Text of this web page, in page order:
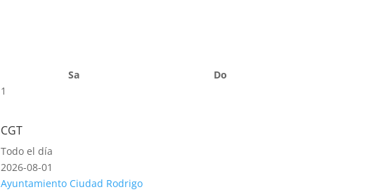
Sa
Do
1
CGT
Todo el día
2026-08-01
Ayuntamiento Ciudad Rodrigo